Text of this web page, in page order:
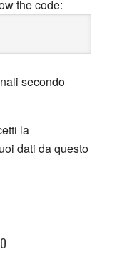
the code:
secondo
la
dati da questo